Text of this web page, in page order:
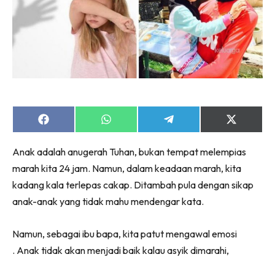
Share
on
Share
on
Share
on
Share
on
(Twitter)
Anak adalah anugerah Tuhan, bukan tempat melempias
marah kita 24 jam. Namun, dalam keadaan marah, kita
kadang kala terlepas cakap. Ditambah pula dengan sikap
anak-anak yang tidak mahu mendengar kata.
Namun, sebagai ibu bapa, kita patut mengawal emosi
. Anak tidak akan menjadi baik kalau asyik dimarahi,